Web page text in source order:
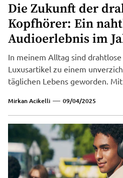
Die Zukunft der
Kopfhörer: Ein
Audioerlebnis im
In meinem Alltag sind
Luxusartikel zu einem
täglichen Lebens geworden. Mit
Mirkan Acikelli 09/04/2025